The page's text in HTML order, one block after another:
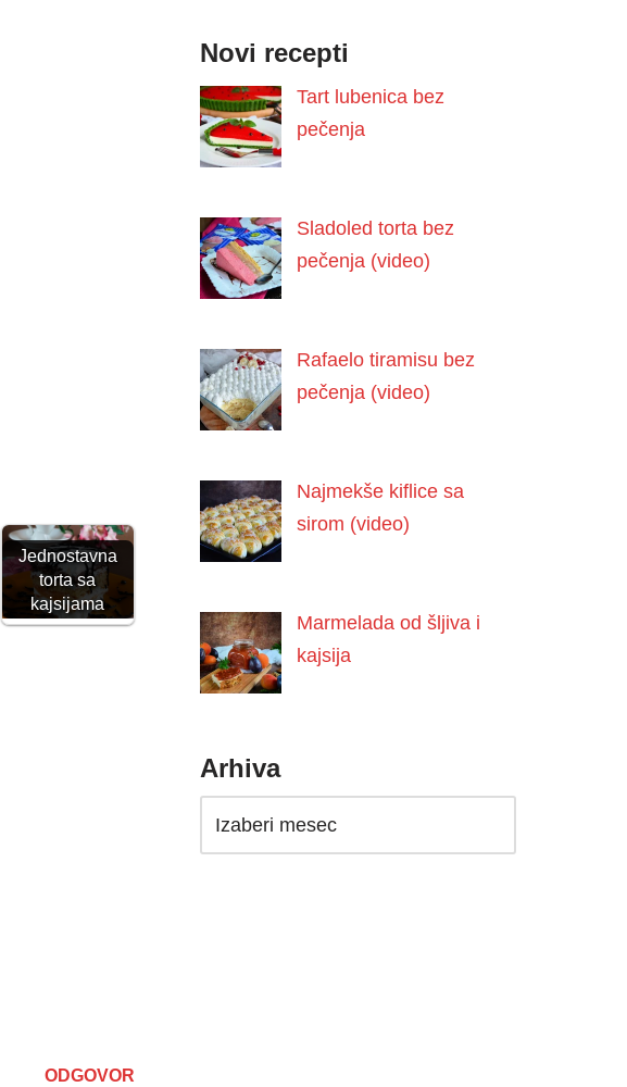
Jednostavna
torta sa
kajsijama
ODGOVOR
Novi recepti
Tart lubenica bez
pečenja
Sladoled torta bez
pečenja (video)
Rafaelo tiramisu bez
pečenja (video)
Najmekše kiflice sa
sirom (video)
Marmelada od šljiva i
kajsija
Arhiva